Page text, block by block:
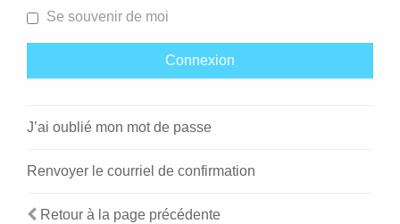
Se souvenir de moi
J’ai oublié mon mot de passe
Renvoyer le courriel de confirmation
Retour à la page précédente